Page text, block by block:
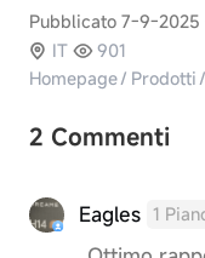
Pubblicato 7-9-
IT
901
Homepage/ Prodotti/
2 Commenti
Eagles 1